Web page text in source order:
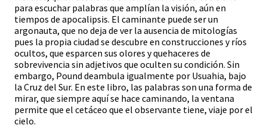
para escuchar palabras que amplían la visión, aún en
tiempos de apocalipsis. El caminante puede ser un
argonauta, que no deja de ver la ausencia de mitologías
pues la propia ciudad se descubre en construcciones y ríos
ocultos, que esparcen sus olores y quehaceres de
sobrevivencia sin adjetivos que oculten su condición. Sin
embargo, Pound deambula igualmente por Usuahia, bajo
la Cruz del Sur. En este libro, las palabras son una forma de
mirar, que siempre aquí se hace caminando, la ventana
permite que el cetáceo que el observante tiene, viaje por el
cielo.